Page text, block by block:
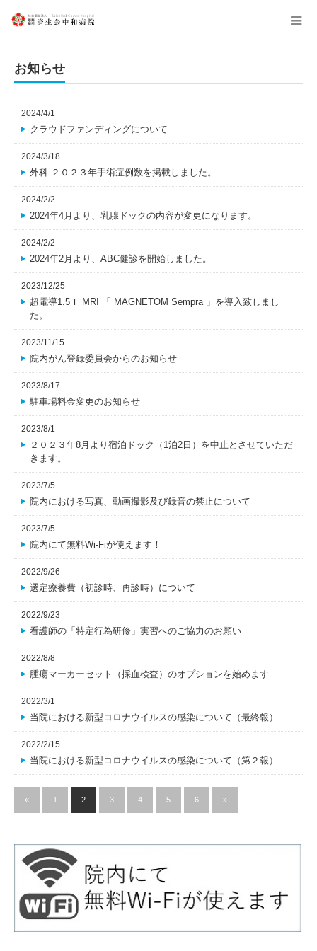
menu
お知らせ
2024/4/1
クラウドファンディングについて
2024/3/18
外科 ２０２３年手術症例数を掲載しました。
2024/2/2
2024年4月より、乳腺ドックの内容が変更になります。
2024/2/2
2024年2月より、ABC健診を開始しました。
2023/12/25
超電導1.5Ｔ MRI 「 MAGNETOM Sempra 」を導入致しまし
た。
2023/11/15
院内がん登録委員会からのお知らせ
2023/8/17
駐車場料金変更のお知らせ
2023/8/1
２０２３年8月より宿泊ドック（1泊2日）を中止とさせていただ
きます。
2023/7/5
院内における写真、動画撮影及び録音の禁止について
2023/7/5
院内にて無料Wi-Fiが使えます！
2022/9/26
選定療養費（初診時、再診時）について
2022/9/23
看護師の「特定行為研修」実習へのご協力のお願い
2022/8/8
腫瘍マーカーセット（採血検査）のオプションを始めます
2022/3/1
当院における新型コロナウイルスの感染について（最終報）
2022/2/15
当院における新型コロナウイルスの感染について（第２報）
« 1 2 3 4 5 6 »